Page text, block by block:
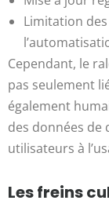
Limitation
Cependant, le
pas seulement
également
des données de
utilisateurs à
Les freins